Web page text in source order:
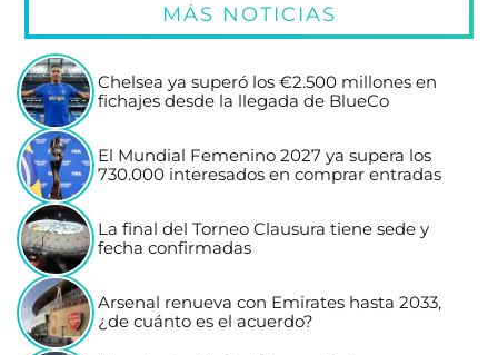
MÁS NOTICIAS
Chelsea ya superó los €2.500 millones en
fichajes desde la llegada de BlueCo
El Mundial Femenino 2027 ya supera los
730.000 interesados en comprar entradas
La final del Torneo Clausura tiene sede y
fecha confirmadas
Arsenal renueva con Emirates hasta 2033,
¿de cuánto es el acuerdo?